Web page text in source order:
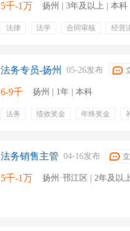
5千-1万 扬州 | 3年及以上 | 本科
法律 法学 合同审核 经营
法务专员-扬州 05-26发布
6-9千 扬州 | 1年 | 本科
法务 绩效奖金 年终奖金
法务销售主管 04-16发布
5千-1万 扬州·邗江区 | 2年及以